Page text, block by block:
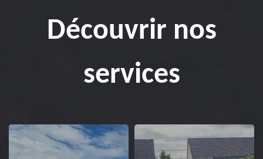
Découvrir nos
services